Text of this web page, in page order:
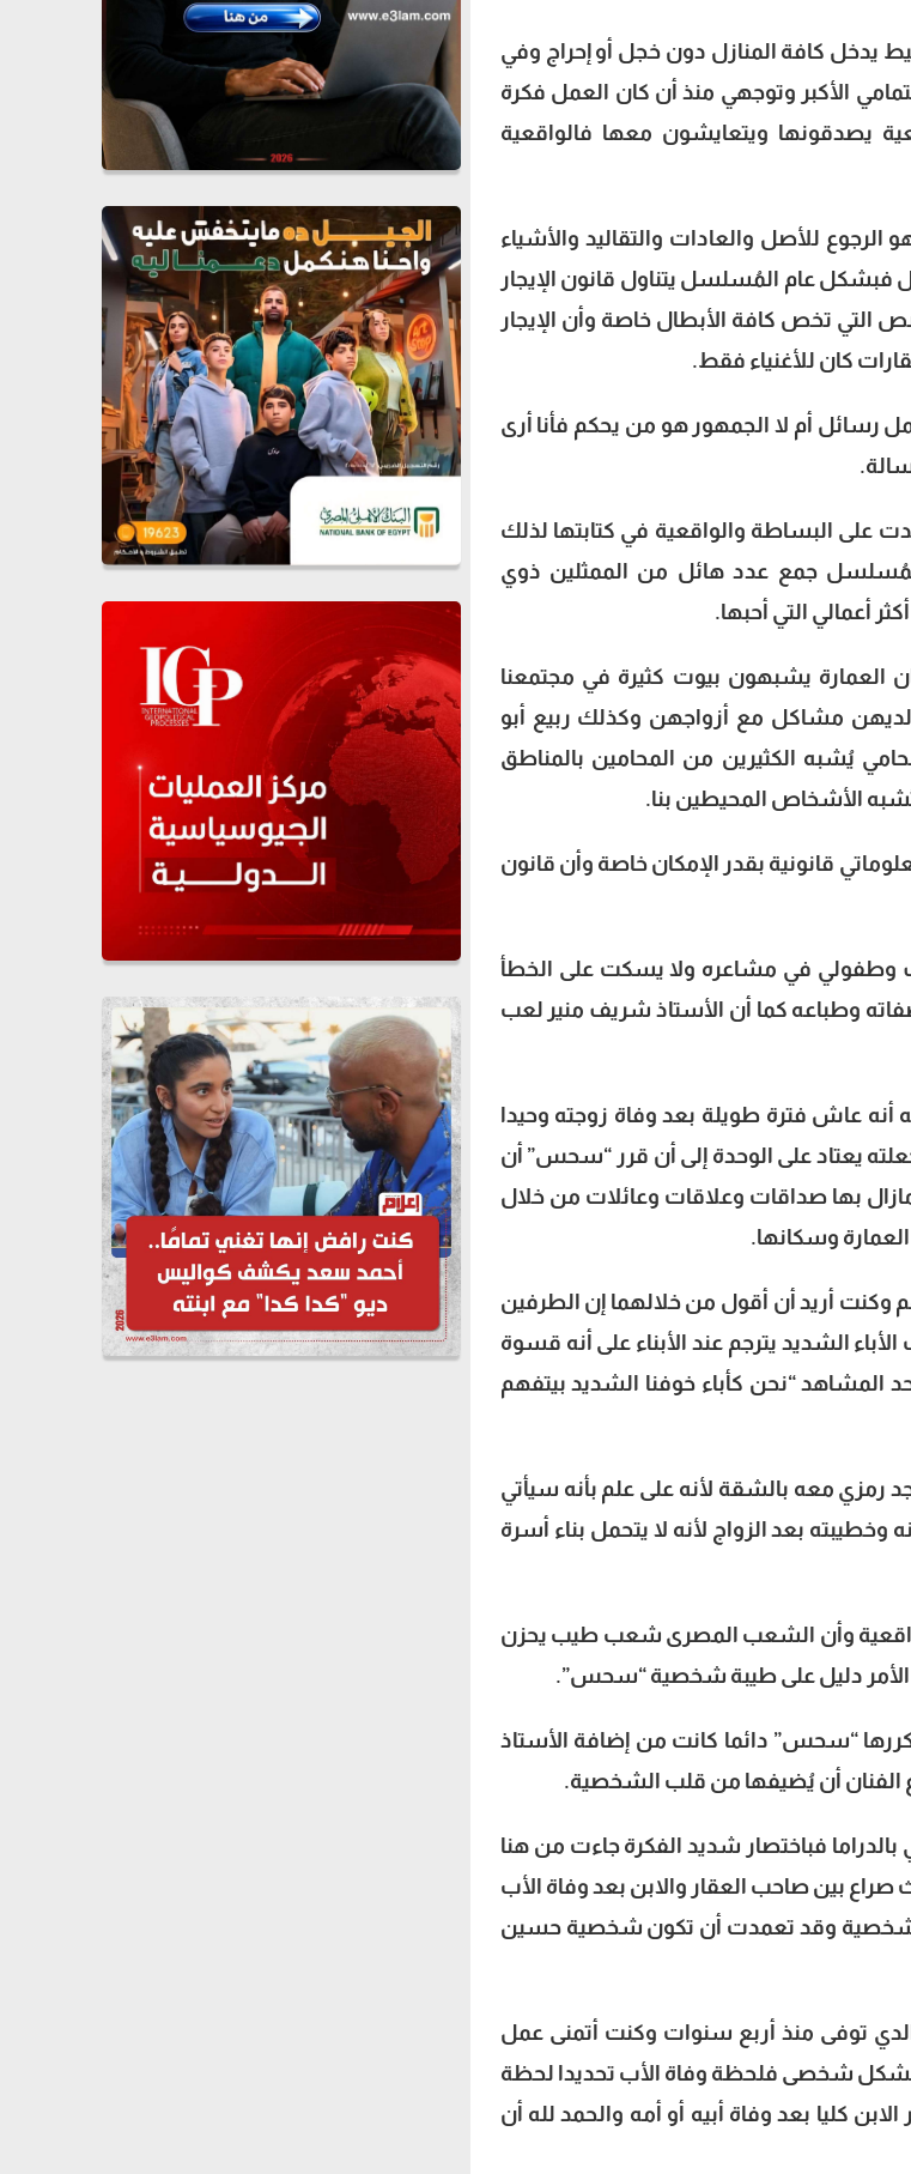
كافة المنازل دون خجل أو إحراج وفي
الأكبر وتوجهي منذ أن كان العمل فكرة
يصدقونها ويتعايشون معها فالواقعية
للأصل والعادات والتقاليد والأشياء
عام المُسلسل يتناول قانون الإيجار
التي تخص كافة الأبطال خاصة وأن الإيجار
كان للأغنياء فقط.
أم لا الجمهور هو من يحكم فأنا أرى
البساطة والواقعية في كتابتها لذلك
جمع عدد هائل من الممثلين ذوي
أعمالي التي أحبها.
يشبهون بيوت كثيرة في مجتمعنا
مشاكل مع أزواجهن وكذلك ربيع أبو
يُشبه الكثيرين من المحامين بالمناطق
الأشخاص المحيطين بنا.
قانونية بقدر الإمكان خاصة وأن قانون
في مشاعره ولا يسكت على الخطأ
وطباعه كما أن الأستاذ شريف منير لعب
عاش فترة طويلة بعد وفاة زوجته وحيدا
يعتاد على الوحدة إلى أن قرر “سحس” أن
بها صداقات وعلاقات وعائلات من خلال
وسكانها.
وكنت أريد أن أقول من خلالهما إن الطرفين
الشديد يترجم عند الأبناء على أنه قسوة
“نحن كأباء خوفنا الشديد بيتفهم
معه بالشقة لأنه على علم بأنه سيأتي
بعد الزواج لأنه لا يتحمل بناء أسرة
وأن الشعب المصرى شعب طيب يحزن
الأمر دليل على طيبة شخصية “سحس”.
“سحس” دائما كانت من إضافة الأستاذ
الفنان أن يُضيفها من قلب الشخصية.
فباختصار شديد الفكرة جاءت من هنا
بين صاحب العقار والابن بعد وفاة الأب
وقد تعمدت أن تكون شخصية حسين
توفى منذ أربع سنوات وكنت أتمنى عمل
شخصى فلحظة وفاة الأب تحديدا لحظة
كليا بعد وفاة أبيه أو أمه والحمد لله أن